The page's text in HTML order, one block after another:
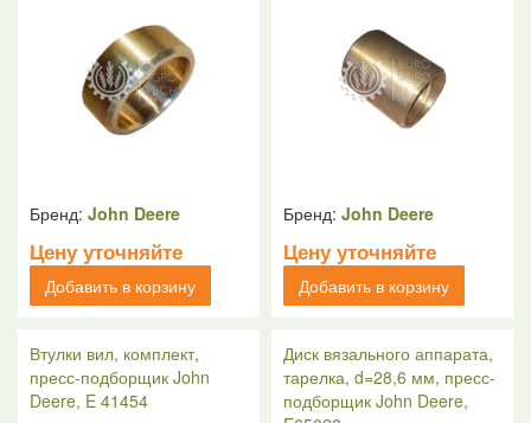
Бренд: John Deere
Цену уточняйте
Добавить в корзину
Бренд: John Deere
Цену уточняйте
Добавить в корзину
Втулки вил, комплект,
пресс-подборщик John
Deere, E 41454
Диск вязального аппарата,
тарелка, d=28,6 мм, пресс-
подборщик John Deere,